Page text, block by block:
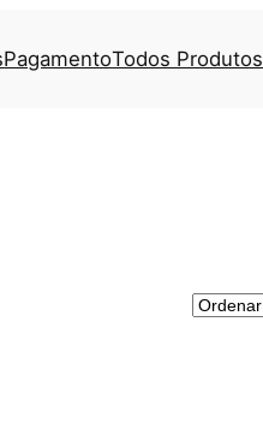
PagamentoTodos Produtos